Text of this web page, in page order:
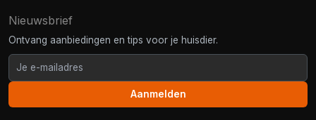
Nieuwsbrief
Ontvang aanbiedingen en tips voor je huisdier.
Aanmelden